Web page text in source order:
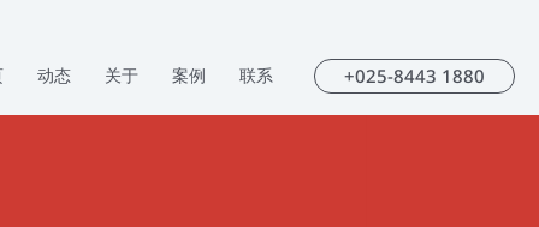
动态 关于 案例 联系 +025-8443 1880